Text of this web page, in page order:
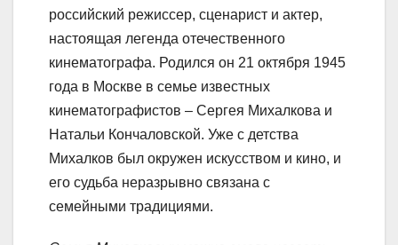
российский режиссер, сценарист и актер,
настоящая легенда отечественного
кинематографа. Родился он 21 октября 1945
года в Москве в семье известных
кинематографистов – Сергея Михалкова и
Натальи Кончаловской. Уже с детства
Михалков был окружен искусством и кино, и
его судьба неразрывно связана с
семейными традициями.